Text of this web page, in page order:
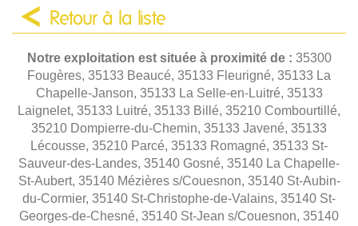
Retour à la liste
Notre exploitation est située à proximité de : 35300
Fougères, 35133 Beaucé, 35133 Fleurigné, 35133 La
Chapelle-Janson, 35133 La Selle-en-Luitré, 35133
Laignelet, 35133 Luitré, 35133 Billé, 35210 Combourtillé,
35210 Dompierre-du-Chemin, 35133 Javené, 35133
Lécousse, 35210 Parcé, 35133 Romagné, 35133 St-
Sauveur-des-Landes, 35140 Gosné, 35140 La Chapelle-
St-Aubert, 35140 Mézières s/Couesnon, 35140 St-Aubin-
du-Cormier, 35140 St-Christophe-de-Valains, 35140 St-
Georges-de-Chesné, 35140 St-Jean s/Couesnon, 35140